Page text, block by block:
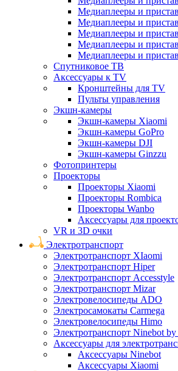
Медиаплееры и
Медиаплееры и
Медиаплееры и
Медиаплееры и
Медиаплееры и
Спутниковое ТВ
Аксессуары к TV
Кронштейны для TV
Пульты управления
Экшн-камеры
Экшн-камеры Xiaomi
Экшн-камеры GoPro
Экшн-камеры DJI
Экшн-камеры Ginzzu
Фотопринтеры
Проекторы
Проекторы Xiaomi
Проекторы Rombica
Проекторы Wanbo
Аксессуары для
VR и 3D очки
Электротранспорт
Электротранспорт XIaomi
Электротранспорт Hiper
Электротранспорт Accesstyle
Электротранспорт Mizar
Электровелосипеды ADO
Электросамокаты Carmega
Электровелосипеды Himo
Электротранспорт Ninebot
Аксессуары для
Аксессуары Ninebot
Аксессуары Xiaomi